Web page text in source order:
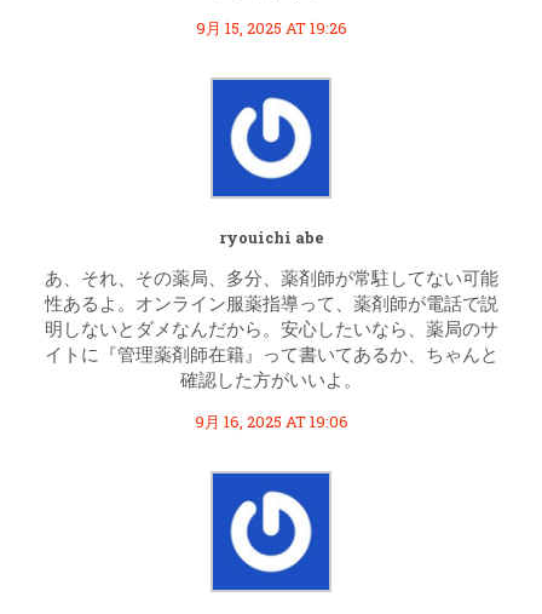
9月 15, 2025 AT 19:26
ryouichi abe
あ、それ、その薬局、多分、薬剤師が常駐してない可能
性あるよ。オンライン服薬指導って、薬剤師が電話で説
明しないとダメなんだから。安心したいなら、薬局のサ
イトに『管理薬剤師在籍』って書いてあるか、ちゃんと
確認した方がいいよ。
9月 16, 2025 AT 19:06